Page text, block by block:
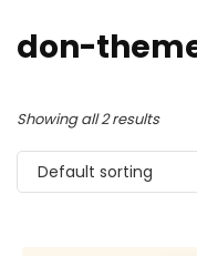
don-
Showing all 2 results
Default sorting